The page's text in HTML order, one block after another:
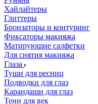
Хайлайтеры
Глиттеры
Бронзаторы и контуринг
Фиксаторы макияжа
Матирующие салфетки
Для снятия макияжа
Глаза
Туши для ресниц
Подводки для глаз
Карандаши для глаз
Тени для век